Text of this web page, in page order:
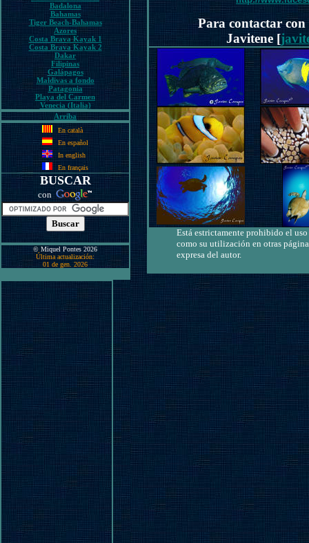
Badalona
Bahamas
Tiger Beach-Bahamas
Azores
Costa Brava Kayak 1
Costa Brava Kayak 2
Dakar
Filipinas
Galápagos
Maldivas a fondo
Patagonia
Playa del Carmen
Venecia (Italia)
Arriba
En català
En español
In english
En français
BUSCAR
con
© Miquel Pontes 2026
Última actualización:
01 de gen. 2026
Para contactar con
Javitene [
Está estrictamente prohibido el
como su utilización en otras
expresa del autor.